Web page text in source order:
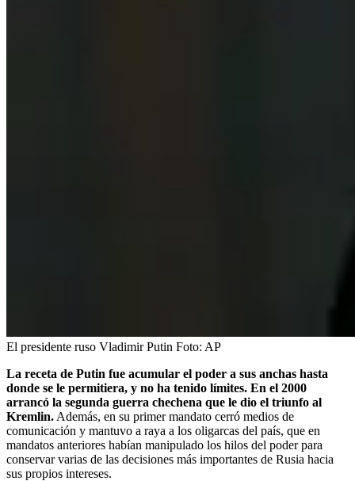
El presidente ruso Vladimir Putin Foto: AP
La receta de Putin fue acumular el poder a sus anchas hasta
donde se le permitiera, y no ha tenido límites. En el 2000
arrancó la segunda guerra chechena que le dio el triunfo al
Kremlin. Además, en su primer mandato cerró medios de
comunicación y mantuvo a raya a los oligarcas del país, que en
mandatos anteriores habían manipulado los hilos del poder para
conservar varias de las decisiones más importantes de Rusia hacia
sus propios intereses.